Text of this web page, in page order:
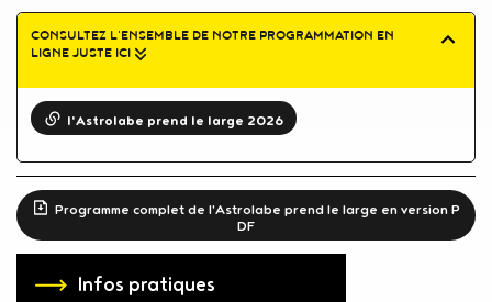
CONSULTEZ L'ENSEMBLE DE NOTRE PROGRAMMATION EN
LIGNE JUSTE ICI
l'Astrolabe prend le large 2026
Programme complet de l'Astrolabe prend le large en version P
DF
Infos pratiques